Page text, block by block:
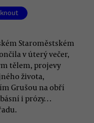
Staroměstském
v úterý večer,
tělem, projevy
života,
Grušou na obří
i prózy…